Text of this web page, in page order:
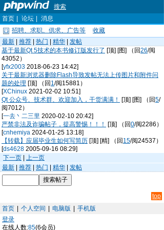
搜索
首页
论坛
消息
招聘、求职、供求、广告等
收藏
最新
推荐 热门 精华
发帖
基于最新Qt 5技术的本书修订版发行了 [顶] [图] （回26/阅
43052）
[yfx2003 2018-06-23 14:42]
关于最新浏览器删除Flash导致发帖无法上传图片和附件问
题的处理 [顶] （回 1/阅15881）
[XChinux 2021-02-02 10:51]
Qt 公众号、技术群、欢迎加入，干货满满！
[顶] [图] （回5/
阅7012）
[一去丶二三里 2020-02-10 20:42]
严禁非法及诈骗帖子，提高警惕！！！
[顶] （回0/阅2286）
[cnhemiya 2024-01-25 13:18]
【转载】应届毕业生如何写简历 [顶] [精] （回 15/阅24537）
[ds4628 2005-09-16 08:29]
下一页
上一页
最新
推荐 热门 精华 发帖
top
首页
个人空间 电脑版
手机版
登录
在线人数:85(6会员)